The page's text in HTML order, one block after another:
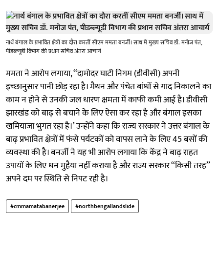
नार्थ बंगाल के प्रभावित क्षेत्रों का दौरा करतीं सीएम ममता बनर्जी। साथ में मुख्य सचिव डॉ. मनोज पंत,
पीडब्ल्यूडी विभाग की प्रधान सचिव अंतरा आचार्य
ममता ने आरोप लगाया, ‘‘दामोदर घाटी निगम (डीवीसी) अपनी
इच्छानुसार पानी छोड़ रहा है। मैथन और पंचेत बांधों से गाद निकालने का
काम न होने से उनकी जल धारण क्षमता में काफी कमी आई है। डीवीसी
झारखंड को बाढ़ से बचाने के लिए ऐसा कर रहा है और बंगाल इसका
खमियाजा भुगत रहा है।’ उन्होंने कहा कि राज्य सरकार ने उत्तर बंगाल के
बाढ़ प्रभावित क्षेत्रों में फंसे पर्यटकों को वापस लाने के लिए 45 बसों की
व्यवस्था की है। बनर्जी ने यह भी आरोप लगाया कि केंद्र ने बाढ़ राहत
उपायों के लिए धन मुहैया नहीं कराया है और राज्य सरकार ‘‘किसी तरह’’
अपने दम पर स्थिति से निपट रही है।
#cmmamatabanerjee #northbengallandslide